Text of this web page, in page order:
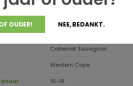
OUDER! NEE, BEDANKT.
Cabernet Sauvignon
Western Cape
16-18